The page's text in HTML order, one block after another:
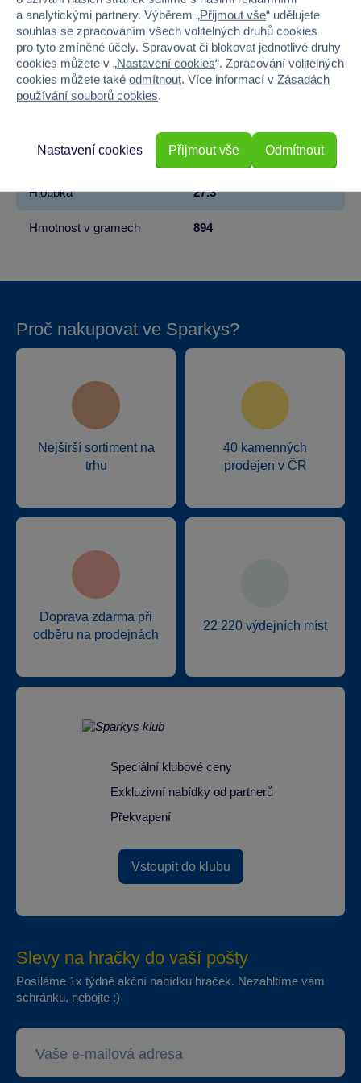
Věk od 3
Pohlaví HOLKA, KLUK
Počet dílků 400
Výška 5.5
Hloubka 27.3
Hmotnost v gramech 894
Proč nakupovat ve Sparkys?
Nejširší sortiment na
trhu
40 kamenných
prodejen v ČR
Doprava zdarma při
odběru na prodejnách
22 220 výdejních míst
Speciální klubové ceny
Exkluzivní nabídky od partnerů
Překvapení
Vstoupit do klubu
Slevy na hračky do vaší pošty
Posíláme 1x týdně akční nabídku hraček. Nezahltíme vám
schránku, nebojte :)
a analytickými partnery. Výběrem „Přijmout vše“ udělujete
souhlas se zpracováním všech volitelných druhů cookies
pro tyto zmíněné účely. Spravovat či blokovat jednotlivé druhy
cookies můžete v „Nastavení cookies“. Zpracování volitelných
cookies můžete také odmítnout. Více informací v Zásadách
používání souborů cookies.
Odmítnout
Nastavení cookies Přijmout vše